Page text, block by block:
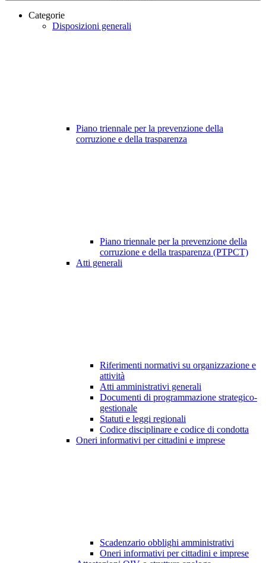
Categorie
Disposizioni generali
Piano triennale per la prevenzione della
corruzione e della trasparenza
Piano triennale per la prevenzione della
corruzione e della trasparenza (PTPCT)
Atti generali
Riferimenti normativi su organizzazione e
attività
Atti amministrativi generali
Documenti di programmazione strategico-
gestionale
Statuti e leggi regionali
Codice disciplinare e codice di condotta
Oneri informativi per cittadini e imprese
Scadenzario obblighi amministrativi
Oneri informativi per cittadini e imprese